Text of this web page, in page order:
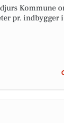
Kommune
pr. indbygger